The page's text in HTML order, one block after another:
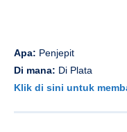
Apa: Penjepit
Di mana: Di Plata
Klik di sini untuk